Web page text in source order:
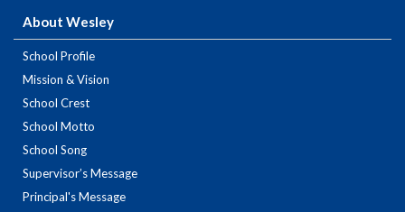
About Wesley
School Profile
Mission & Vision
School Crest
School Motto
School Song
Supervisor’s Message
Principal's Message